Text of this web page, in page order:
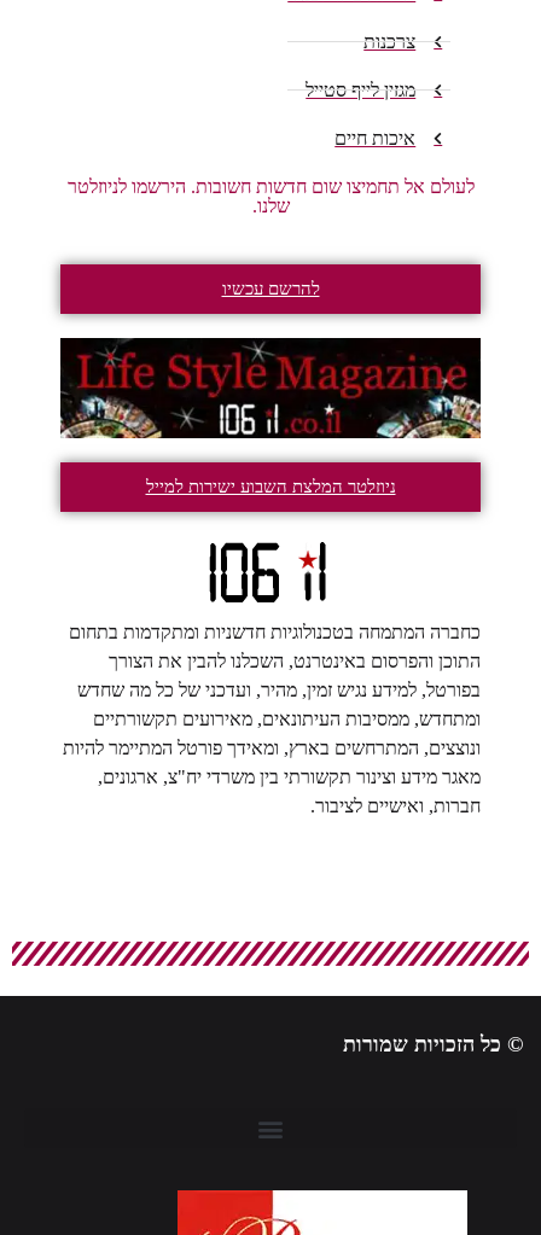
צרכנות
מגזין לייף סטייל
איכות חיים
לעולם אל תחמיצו שום חדשות חשובות. הירשמו לניוזלטר
שלנו.
להרשם עכשיו
ניוזלטר המלצת השבוע ישירות למייל
כחברה המתמחה בטכנולוגיות חדשניות ומתקדמות בתחום
התוכן והפרסום באינטרנט, השכלנו להבין את הצורך
בפורטל, למידע נגיש זמין, מהיר, ועדכני של כל מה שחדש
ומתחדש, ממסיבות העיתונאים, מאירועים תקשורתיים
ונוצצים, המתרחשים בארץ, ומאידך פורטל המתיימר להיות
מאגר מידע וצינור תקשורתי בין משרדי יח"צ, ארגונים,
חברות, ואישיים לציבור.
© כל הזכויות שמורות